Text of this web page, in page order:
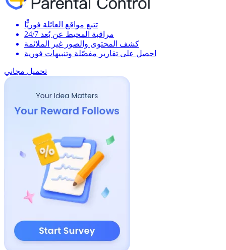
تتبع مواقع العائلة فوريًّا
مراقبة المحيط عن بُعد 24/7
كشف المحتوى والصور غير الملائمة
احصل على تقارير مفصّلة وتنبيهات فورية
تحميل مجاني